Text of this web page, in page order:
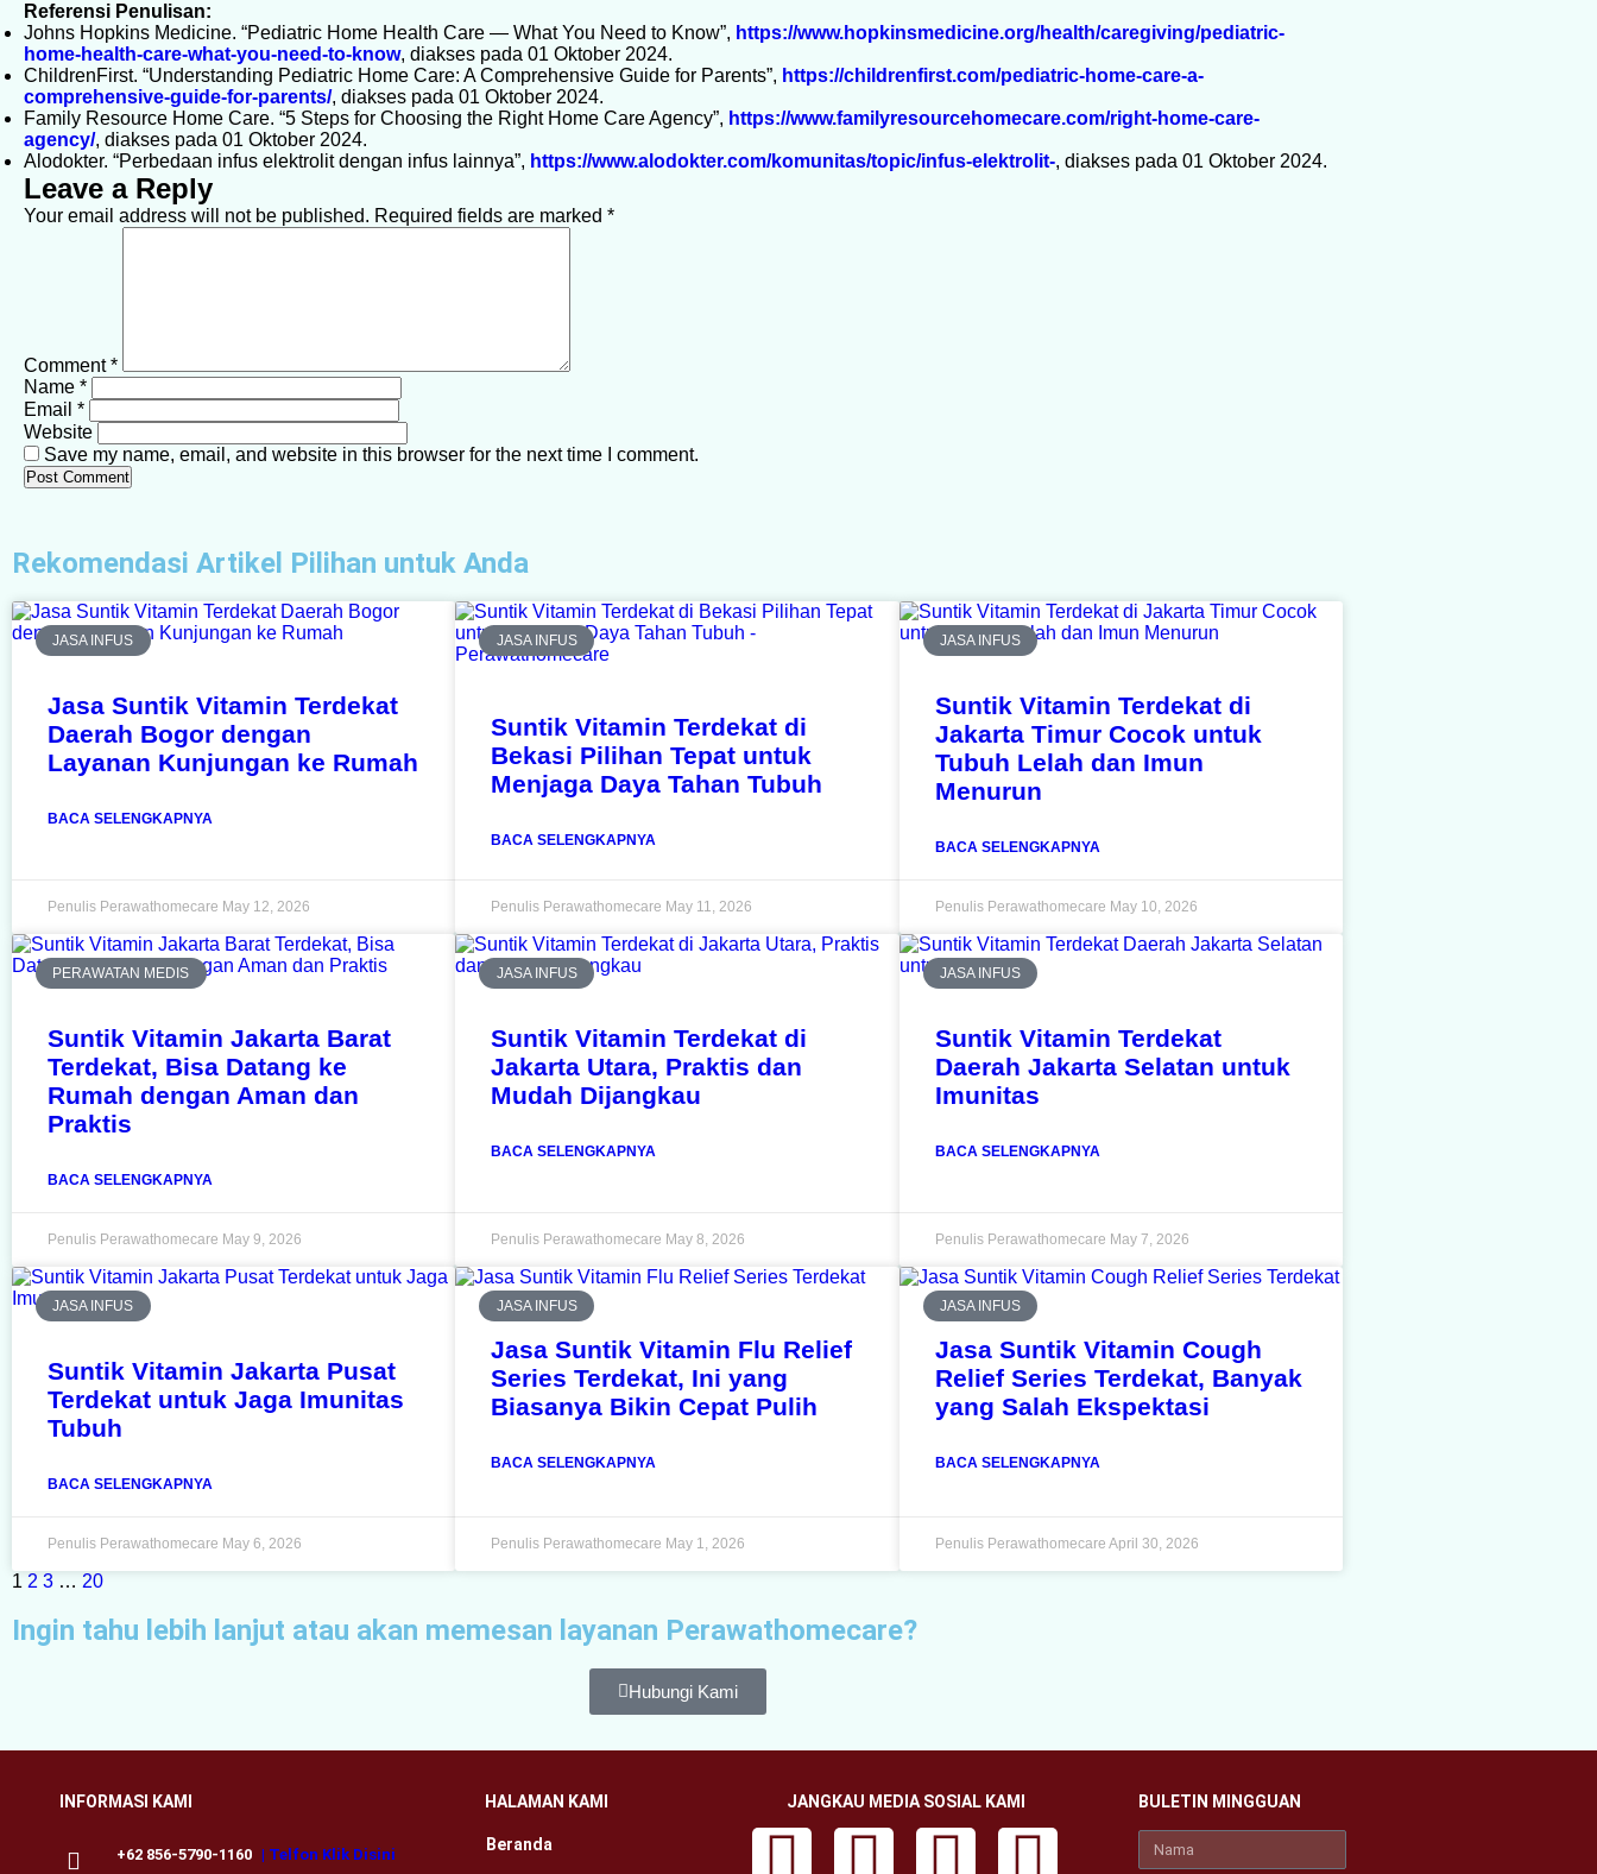
Referensi Penulisan:
Johns Hopkins Medicine. “Pediatric Home Health Care — What You Need to Know”, https://www.hopkinsmedicine.org/health/caregiving/pediatric-
home-health-care-what-you-need-to-know, diakses pada 01 Oktober 2024.
ChildrenFirst. “Understanding Pediatric Home Care: A Comprehensive Guide for Parents”, https://childrenfirst.com/pediatric-home-care-a-
comprehensive-guide-for-parents/, diakses pada 01 Oktober 2024.
Family Resource Home Care. “5 Steps for Choosing the Right Home Care Agency”, https://www.familyresourcehomecare.com/right-home-care-
agency/, diakses pada 01 Oktober 2024.
Alodokter. “Perbedaan infus elektrolit dengan infus lainnya”, https://www.alodokter.com/komunitas/topic/infus-elektrolit-, diakses pada 01 Oktober 2024.
Leave a Reply
Your email address will not be published. Required fields are marked *
Comment*
Name *
Email *
Website
Save my name, email, and website in this browser for the next time I comment.
Rekomendasi Artikel Pilihan untuk Anda
JASA INFUS
Jasa Suntik Vitamin Terdekat
Daerah Bogor dengan
Layanan Kunjungan ke Rumah
BACA SELENGKAPNYA
Penulis Perawathomecare May 12, 2026
JASA INFUS
Suntik Vitamin Terdekat di
Bekasi Pilihan Tepat untuk
Menjaga Daya Tahan Tubuh
BACA SELENGKAPNYA
Penulis Perawathomecare May 11, 2026
JASA INFUS
Suntik Vitamin Terdekat di
Jakarta Timur Cocok untuk
Tubuh Lelah dan Imun
Menurun
BACA SELENGKAPNYA
Penulis Perawathomecare May 10, 2026
PERAWATAN MEDIS
Suntik Vitamin Jakarta Barat
Terdekat, Bisa Datang ke
Rumah dengan Aman dan
Praktis
BACA SELENGKAPNYA
Penulis Perawathomecare May 9, 2026
JASA INFUS
Suntik Vitamin Terdekat di
Jakarta Utara, Praktis dan
Mudah Dijangkau
BACA SELENGKAPNYA
Penulis Perawathomecare May 8, 2026
JASA INFUS
Suntik Vitamin Terdekat
Daerah Jakarta Selatan untuk
Imunitas
BACA SELENGKAPNYA
Penulis Perawathomecare May 7, 2026
JASA INFUS
Suntik Vitamin Jakarta Pusat
Terdekat untuk Jaga Imunitas
Tubuh
BACA SELENGKAPNYA
Penulis Perawathomecare May 6, 2026
JASA INFUS
Jasa Suntik Vitamin Flu Relief
Series Terdekat, Ini yang
Biasanya Bikin Cepat Pulih
BACA SELENGKAPNYA
Penulis Perawathomecare May 1, 2026
JASA INFUS
Jasa Suntik Vitamin Cough
Relief Series Terdekat, Banyak
yang Salah Ekspektasi
BACA SELENGKAPNYA
Penulis Perawathomecare April 30, 2026
1 2 3 … 20
Ingin tahu lebih lanjut atau akan memesan layanan Perawathomecare?
Hubungi Kami
INFORMASI KAMI
+62 856-5790-1160 | Telfon Klik Disini
HALAMAN KAMI
Beranda
JANGKAU MEDIA SOSIAL KAMI BULETIN MINGGUAN